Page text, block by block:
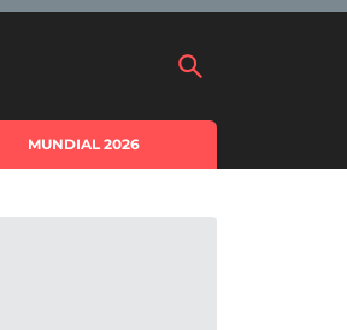
MUNDIAL 2026